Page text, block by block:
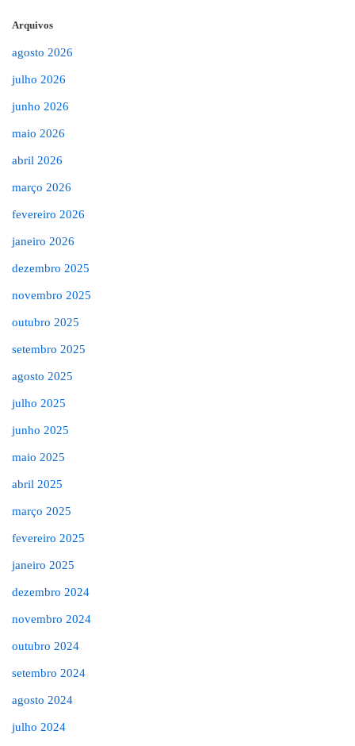
Arquivos
agosto 2026
julho 2026
junho 2026
maio 2026
abril 2026
março 2026
fevereiro 2026
janeiro 2026
dezembro 2025
novembro 2025
outubro 2025
setembro 2025
agosto 2025
julho 2025
junho 2025
maio 2025
abril 2025
março 2025
fevereiro 2025
janeiro 2025
dezembro 2024
novembro 2024
outubro 2024
setembro 2024
agosto 2024
julho 2024